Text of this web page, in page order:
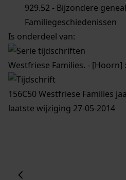
929.52 - Bijzondere
Familiegeschiedenissen
Is onderdeel van:
Westfriese Families. - [Hoorn]
156C50 Westfriese Families
laatste wijziging 27-05-2014